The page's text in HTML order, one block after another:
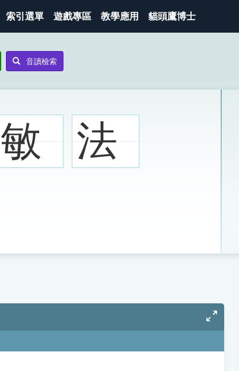
索引選單 遊戲專區 教學應用 貓頭鷹博士
音讀檢索
敏 法